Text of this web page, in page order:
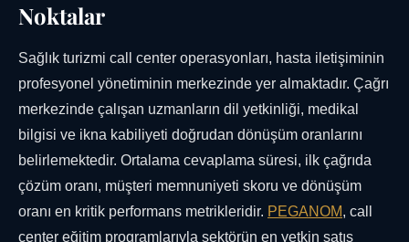
Noktalar
Sağlık turizmi call center operasyonları, hasta iletişiminin
profesyonel yönetiminin merkezinde yer almaktadır. Çağrı
merkezinde çalışan uzmanların dil yetkinliği, medikal
bilgisi ve ikna kabiliyeti doğrudan dönüşüm oranlarını
belirlemektedir. Ortalama cevaplama süresi, ilk çağrıda
çözüm oranı, müşteri memnuniyeti skoru ve dönüşüm
oranı en kritik performans metrikleridir. PEGANOM, call
center eğitim programlarıyla sektörün en yetkin satış